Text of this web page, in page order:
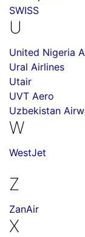
SWISS
U
United Nigeria
Ural Airlines
Utair
UVT Aero
Uzbekistan
W
WestJet
Z
ZanAir
Х